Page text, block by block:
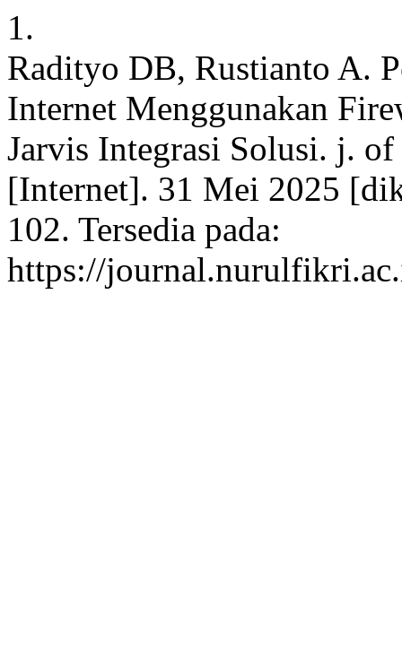
1.
Radityo DB, Rustianto A.
Internet Menggunakan
Jarvis Integrasi Solusi. j.
[Internet]. 31 Mei 2025
102. Tersedia pada:
https://